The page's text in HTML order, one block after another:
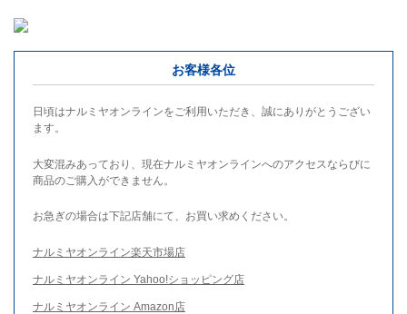
お客様各位
日頃はナルミヤオンラインをご利用いただき、誠にありがとうござい
ます。
大変混みあっており、現在ナルミヤオンラインへのアクセスならびに
商品のご購入ができません。
お急ぎの場合は下記店舗にて、お買い求めください。
ナルミヤオンライン楽天市場店
ナルミヤオンライン Yahoo!ショッピング店
ナルミヤオンライン Amazon店